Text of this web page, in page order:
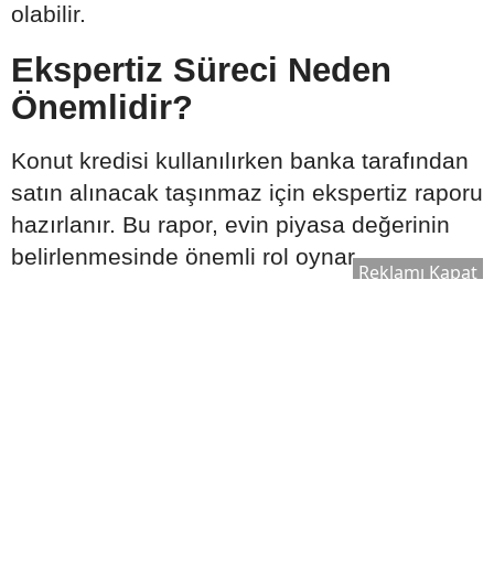
olabilir.
Ekspertiz Süreci Neden
Önemlidir?
Konut kredisi kullanılırken banka tarafından
satın alınacak taşınmaz için ekspertiz raporu
hazırlanır. Bu rapor, evin piyasa değerinin
belirlenmesinde önemli rol oynar.
Reklamı Kapat